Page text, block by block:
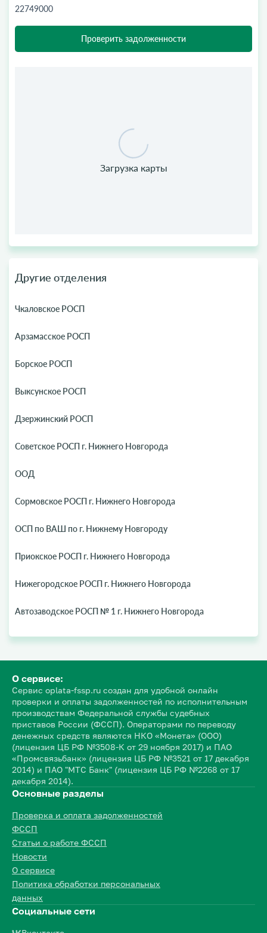
22749000
Проверить задолженности
Другие отделения
Чкаловское РОСП
Арзамасское РОСП
Борское РОСП
Выксунское РОСП
Дзержинский РОСП
Советское РОСП г. Нижнего Новгорода
ООД
Сормовское РОСП г. Нижнего Новгорода
ОСП по ВАШ по г. Нижнему Новгороду
Приокское РОСП г. Нижнего Новгорода
Нижегородское РОСП г. Нижнего Новгорода
Автозаводское РОСП № 1 г. Нижнего Новгорода
О сервисе:
Сервис oplata-fssp.ru создан для удобной онлайн
проверки и оплаты задолженностей по исполнительным
производствам Федеральной службы судебных
приставов России (ФССП). Операторами по переводу
денежных средств являются НКО «Монета» (ООО)
(лицензия ЦБ РФ №3508-К от 29 ноября 2017) и ПАО
«Промсвязьбанк» (лицензия ЦБ РФ №3521 от 17 декабря
2014) и ПАО "МТС Банк" (лицензия ЦБ РФ №2268 от 17
декабря 2014).
Основные разделы
Проверка и оплата задолженностей
ФССП
Статьи о работе ФССП
Новости
О сервисе
Политика обработки персональных
данных
Социальные сети